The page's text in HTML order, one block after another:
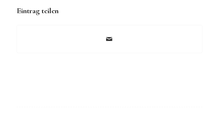
Eintrag teilen